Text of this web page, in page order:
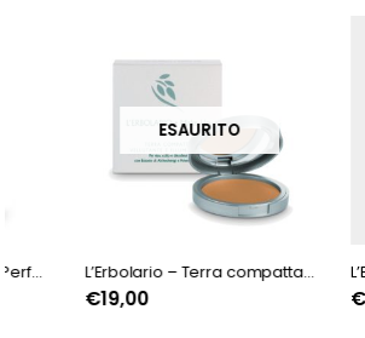
ESAURITO
L’Erbolario – Terra compatta Vellutante e Illuminante Ocra
19,00 19,00